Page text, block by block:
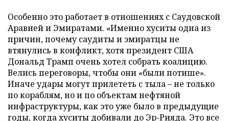
Особенно это работает в отношениях с Саудовской
Аравией и Эмиратами. «Именно хуситы одна из
причин, почему саудиты и эмиратцы не
втянулись в конфликт, хотя президент США
Дональд Трамп очень хотел собрать коалицию.
Велись переговоры, чтобы они «были потише».
Иначе удары могут прилететь с тыла – не только
по кораблям, но и по объектам нефтяной
инфраструктуры, как это уже было в предыдущие
годы, когда хуситы добивали до Эр-Рияда. Это все